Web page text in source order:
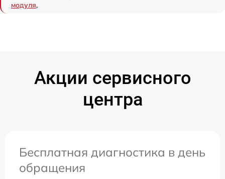
модуля,
Акции сервисного
центра
Бесплатная диагностика в день
обращения